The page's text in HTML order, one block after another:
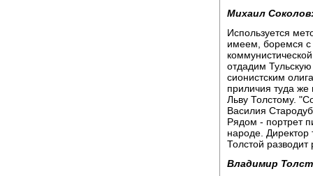
Михаил
Используется
имеем, боремся с
отдадим
сионистским
приличия туда же
Льву Толстому.
Василия
Рядом - портрет
народе. Директор
Толстой разводит
Владимир